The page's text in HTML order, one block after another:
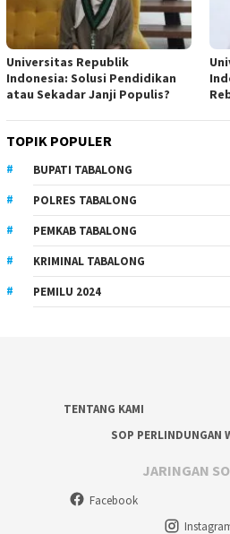
Universitas Republik
Indonesia: Solusi Pendidikan
atau Sekadar Janji Populis?
TOPIK POPULER
BUPATI TABALONG
POLRES TABALONG
PEMKAB TABALONG
KRIMINAL TABALONG
PEMILU 2024
TENTANG KAMI
SOP PERLINDUNGAN
JARINGAN
Facebook